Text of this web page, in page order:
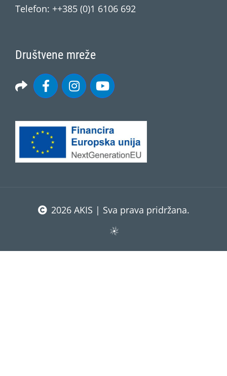
Telefon: ++385 (0)1 6106 692
Društvene mreže
2026 AKIS | Sva prava pridržana.